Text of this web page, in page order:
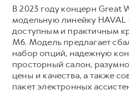
F7
от 2 899 000 ₽ от
Кредит
КОРПОРАТИВНЫМ
Для малого бизнеса
Корпоративным клиентам
ПОДДЕРЖКА
GWM Безопасность
Гарантия HAVAL
Мобильное приложение
Программа «HAVAL
В 2023 году концерн Great
модельную линейку
доступным и практичным
M6. Модель предлагает
набор опций, надежную
просторный салон,
цены и качества, а также
пакет электронных